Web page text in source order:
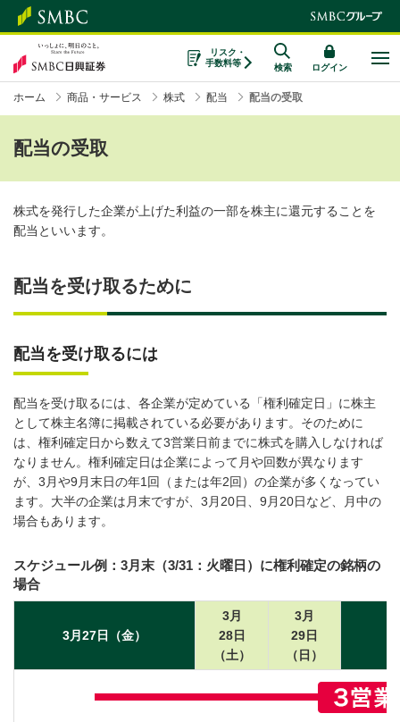
リスク・
手数料等
検索 ログイン
ホーム 商品・サービス 株式 配当 配当の受取
配当の受取
株式を発行した企業が上げた利益の一部を株主に還元することを
配当といいます。
配当を受け取るために
配当を受け取るには
配当を受け取るには、各企業が定めている「権利確定日」に株主
として株主名簿に掲載されている必要があります。そのために
は、権利確定日から数えて3営業日前までに株式を購入しなければ
なりません。権利確定日は企業によって月や回数が異なります
が、3月や9月末日の年1回（または年2回）の企業が多くなってい
ます。大半の企業は月末ですが、3月20日、9月20日など、月中の
場合もあります。
スケジュール例：3月末（3/31：火曜日）に権利確定の銘柄の
場合
3月27日（金）
3月
28日
（土）
3月
29日
（日）